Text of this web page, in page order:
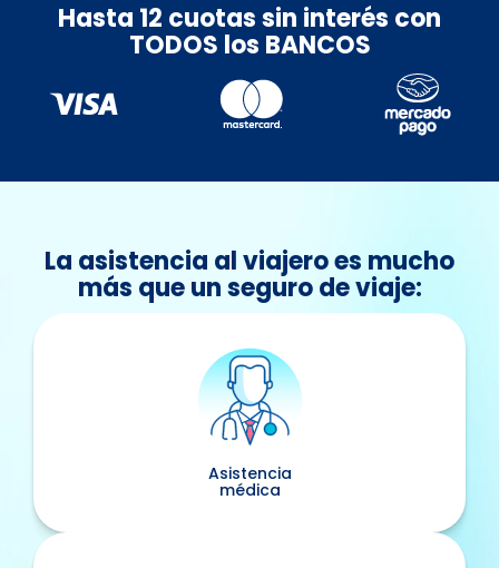
Hasta 12 cuotassin interés con
TODOS los BANCOS
La asistencia al viajero es mucho
más que un seguro de viaje:
Asistencia
médica